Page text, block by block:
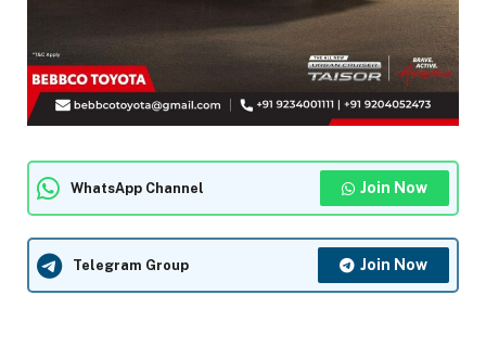
WhatsApp Channel Join Now
Telegram Group Join Now